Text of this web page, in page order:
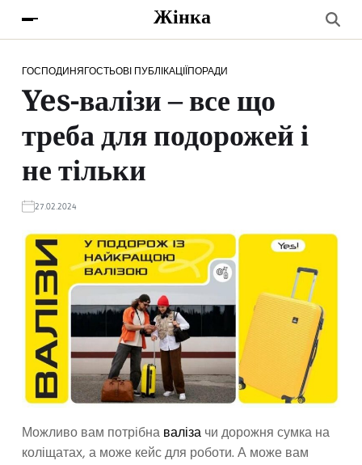
Жінка
ГОСПОДИНЯ ГОСТЬОВІ ПУБЛІКАЦІЇ ПОРАДИ
Yes-валізи – все що
треба для подорожей і
не тільки
27.02.2024
Можливо вам потрібнавалізачи дорожня сумка на
коліщатах, а може кейс для роботи. А може вам